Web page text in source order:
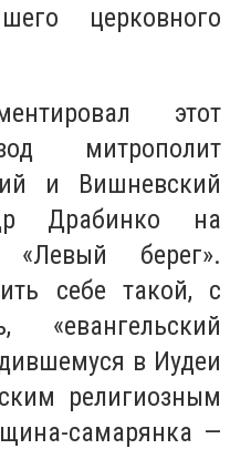
церковного
этот
митрополит
и Вишневский
Драбинко на
«Левый берег».
себе такой, с
«евангельский
в Иудеи
религиозным
самарянка —